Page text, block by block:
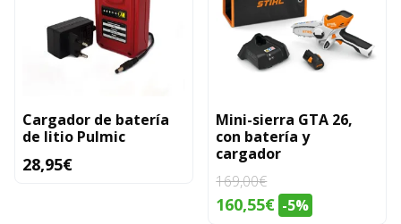
Cargador de batería
de litio Pulmic
28,95€
Mini-sierra GTA 26,
con batería y
cargador
169,00€
El
160,55€El-5%